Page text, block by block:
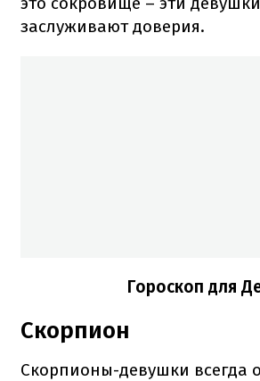
заслуживают доверия.
Гороскоп для
Скорпион
Скорпионы-девушки всегда